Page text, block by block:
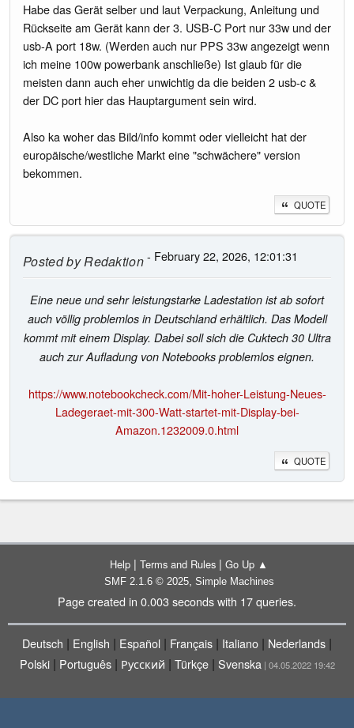
Habe das Gerät selber und laut Verpackung, Anleitung und
Rückseite am Gerät kann der 3. USB-C Port nur 33w und der
usb-A port 18w. (Werden auch nur PPS 33w angezeigt wenn
ich meine 100w powerbank anschließe) Ist glaub für die
meisten dann auch eher unwichtig da die beiden 2 usb-c &
der DC port hier das Hauptargument sein wird.
Also ka woher das Bild/info kommt oder vielleicht hat der
europäische/westliche Markt eine "schwächere" version
bekommen.
QUOTE
Posted byRedaktion- February 22, 2026, 12:01:31
Eine neue und sehr leistungstarke Ladestation ist ab sofort
auch völlig problemlos in Deutschland erhältlich. Das Modell
kommt mit einem Display. Dabei soll sich die Cuktech 30 Ultra
auch zur Aufladung von Notebooks problemlos eignen.
https://www.notebookcheck.com/Mit-hoher-Leistung-Neues-
Ladegeraet-mit-300-Watt-startet-mit-Display-bei-
Amazon.1232009.0.html
QUOTE
Help | Terms and Rules | Go Up ▲
SMF 2.1.6 © 2025, Simple Machines
Page created in 0.003 seconds with 17 queries.
Deutsch | English | Español | Français | Italiano | Nederlands |
Polski| Português| Русский | Türkçe| Svenska | 04.05.2022 19:42